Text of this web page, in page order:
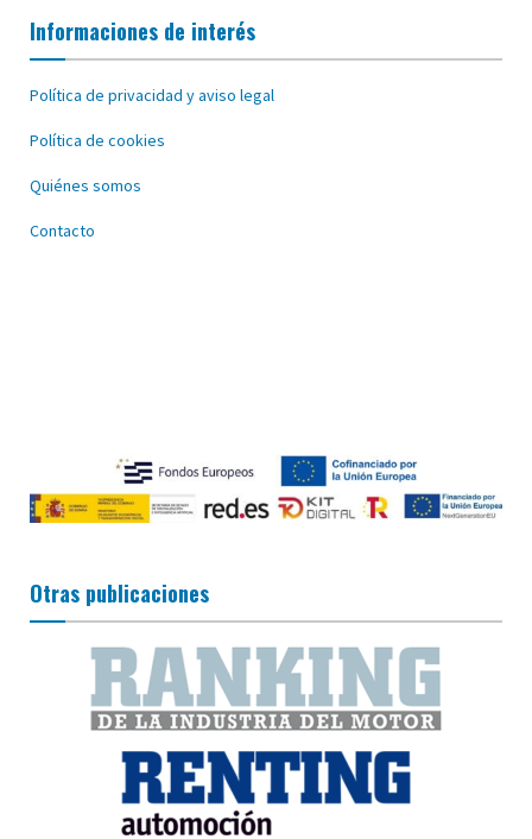
Informaciones de interés
Política de privacidad y aviso legal
Política de cookies
Quiénes somos
Contacto
Otras publicaciones